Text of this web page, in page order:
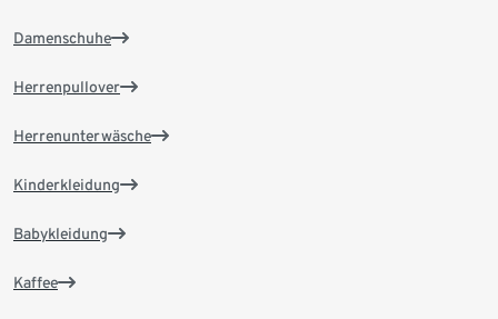
Damenschuhe
Herrenpullover
Herrenunterwäsche
Kinderkleidung
Babykleidung
Kaffee